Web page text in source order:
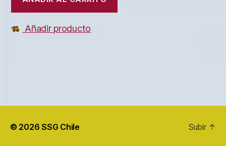
Añadir producto
© 2026SSG Chile Subir ↑